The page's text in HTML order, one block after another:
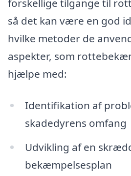
forskellige tilgange til
så det kan være en god
hvilke metoder de
aspekter, som
hjælpe med:
Identifikation af
skadedyrens omfang
Udvikling af en
bekæmpelsesplan